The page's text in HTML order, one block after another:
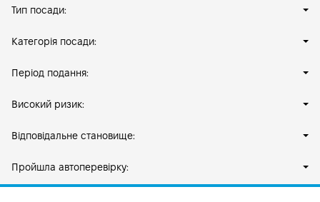
Тип посади:
Категорія посади:
Період подання:
Високий ризик:
Відповідальне становище:
Пройшла автоперевірку: